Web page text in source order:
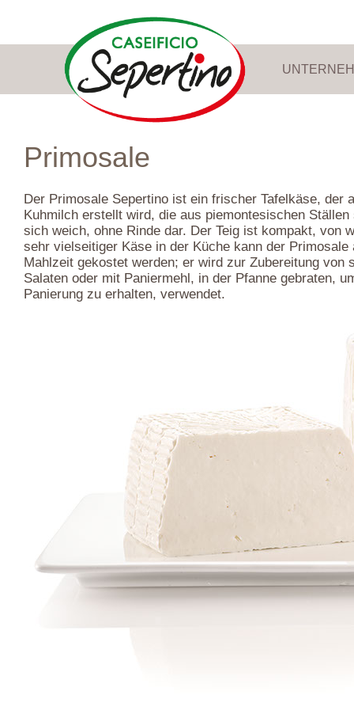
Primosale
Der Primosale Sepertino ist ein frischer Tafelkäse, der
Kuhmilch erstellt wird, die aus piemontesischen
sich weich, ohne Rinde dar. Der Teig ist kompakt, von
sehr vielseitiger Käse in der Küche kann der Primosale
Mahlzeit gekostet werden; er wird zur Zubereitung von
Salaten oder mit Paniermehl, in der Pfanne gebraten,
Panierung zu erhalten, verwendet.